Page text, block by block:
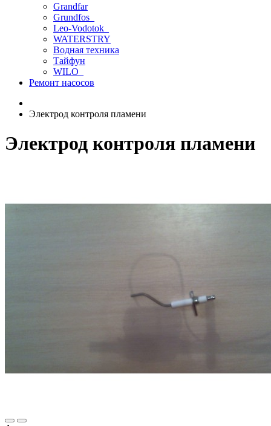
Grandfar
Grundfos_
Leo-Vodotok_
WATERSTRY
Водная техника
Тайфун
WILO_
Ремонт насосов
Электрод контроля пламени
Электрод контроля пламени